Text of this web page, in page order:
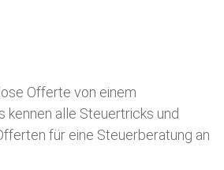
Offerte von einem
kennen alle Steuertricks und
für eine Steuerberatung an